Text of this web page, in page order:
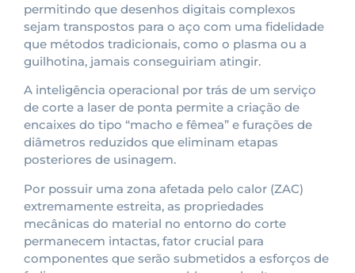
permitindo que desenhos digitais complexos
sejam transpostos para o aço com uma fidelidade
que métodos tradicionais, como o plasma ou a
guilhotina, jamais conseguiriam atingir.
A inteligência operacional por trás de um serviço
de corte a laser de ponta permite a criação de
encaixes do tipo “macho e fêmea” e furações de
diâmetros reduzidos que eliminam etapas
posteriores de usinagem.
Por possuir uma zona afetada pelo calor (ZAC)
extremamente estreita, as propriedades
mecânicas do material no entorno do corte
permanecem intactas, fator crucial para
componentes que serão submetidos a esforços de